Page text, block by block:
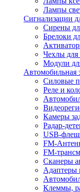
Лампы
Сигнализации
Сирены
Брелоки
Чехлы для
Модули
Автомобильная
Силовые
Реле и
Камеры
Радар-
USB-
FM-
FM-
Сканеры
Адаптеры
Клеммы,